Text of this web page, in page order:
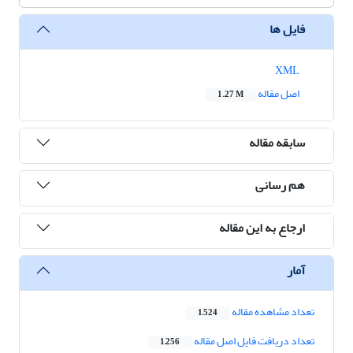
فایل ها
اصل مقاله
1.27 M
سابقه مقاله
هم رسانی
ارجاع به این مقاله
آمار
تعداد مشاهده مقاله 1,524
تعداد دریافت فایل اصل مقاله 1,256